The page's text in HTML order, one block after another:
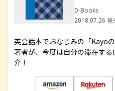
D-Books
2018.07.26 発
英会話本でおなじみの「Kayo
著者が、今度は自分の滞在す
介！